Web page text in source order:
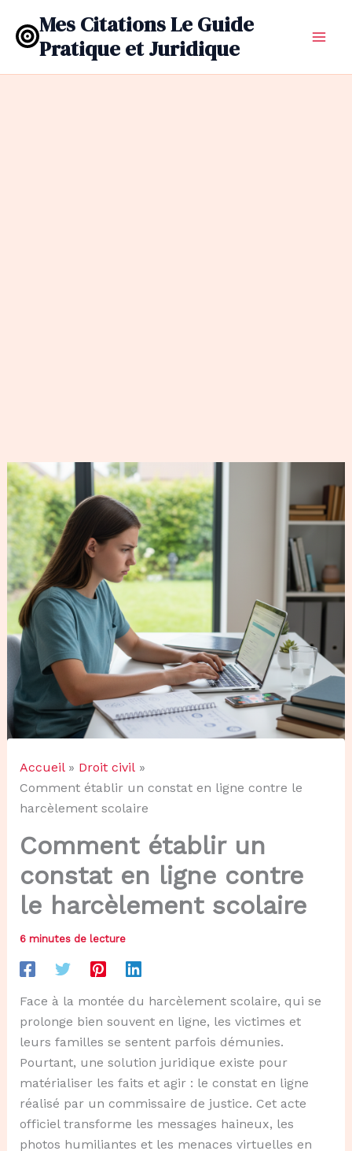
contenu
Mes Citations Le Guide
Pratique et Juridique
Accueil
Droit civil
Comment établir un constat en ligne contre le
harcèlement scolaire
Comment établir un
constat en ligne contre
le harcèlement scolaire
6 minutes de lecture
Face à la montée du harcèlement scolaire, qui se
prolonge bien souvent en ligne, les victimes et
leurs familles se sentent parfois démunies.
Pourtant, une solution juridique existe pour
matérialiser les faits et agir : le constat en ligne
réalisé par un commissaire de justice. Cet acte
officiel transforme les messages haineux, les
photos humiliantes et les menaces virtuelles en